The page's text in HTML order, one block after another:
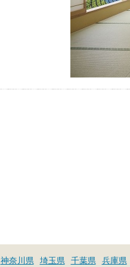
神奈川県 埼玉県 千葉県 兵庫県